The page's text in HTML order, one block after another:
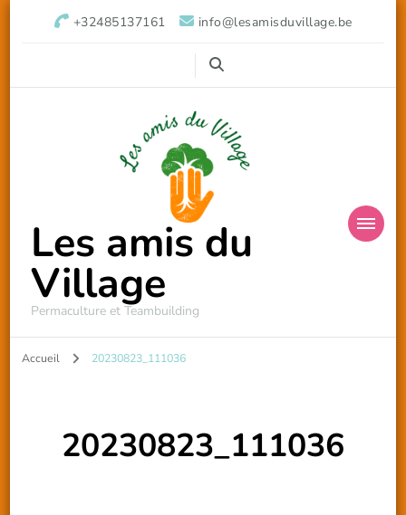
+32485137161 info@lesamisduvillage.be
Les amis du
Village
Permaculture et Teambuilding
Accueil 20230823_111036
20230823_111036